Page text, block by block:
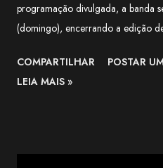
programação divulgada, a banda
(domingo), encerrando a edição
celebrar os 100 anos da
(AOKB) , fundada em 22 de
COMPARTILHAR
POSTAR
LEIA MAIS »